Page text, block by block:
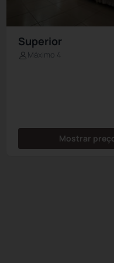
Superior
Máximo 4
Mostrar